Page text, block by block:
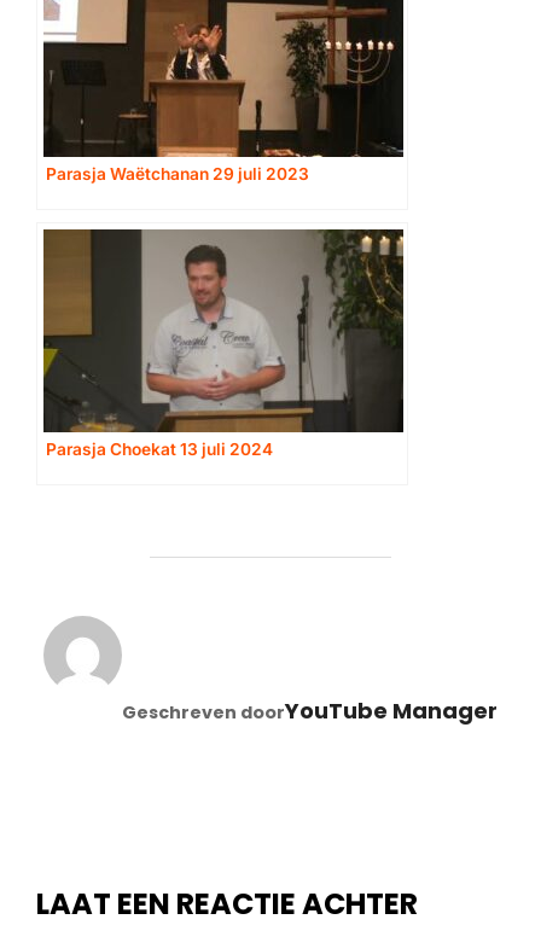
Parasja Waëtchanan 29 juli 2023
Parasja Choekat 13 juli 2024
Geschreven doorYouTube Manager
LAAT EEN REACTIE ACHTER